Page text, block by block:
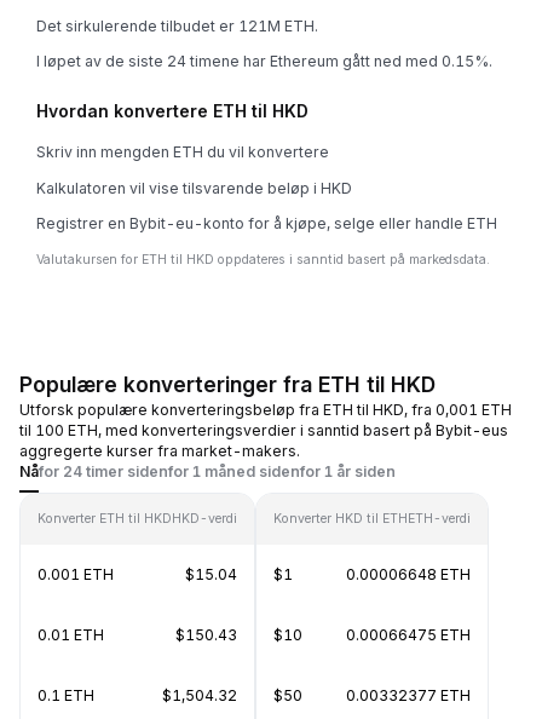
Det sirkulerende tilbudet er 121M ETH.
I løpet av de siste 24 timene har Ethereum gått ned med 0.15%.
Hvordan konvertere ETH til HKD
Skriv inn mengden ETH du vil konvertere
Kalkulatoren vil vise tilsvarende beløp i HKD
Registrer en Bybit-eu-konto for å kjøpe, selge eller handle ETH
Valutakursen for ETH til HKD oppdateres i sanntid basert på markedsdata.
Populære konverteringer fra ETH til HKD
Utforsk populære konverteringsbeløp fra ETH til HKD, fra 0,001 ETH
til 100 ETH, med konverteringsverdier i sanntid basert på Bybit-eus
aggregerte kurser fra market-makers.
Nåfor 24 timer sidenfor 1 måned sidenfor 1 år siden
Konverter ETH til HKDHKD-verdi
0.001 ETH $15.04
0.01 ETH $150.43
0.1 ETH $1,504.32
Konverter HKD til ETHETH-verdi
$1 0.00006648 ETH
$10 0.00066475 ETH
$50 0.00332377 ETH